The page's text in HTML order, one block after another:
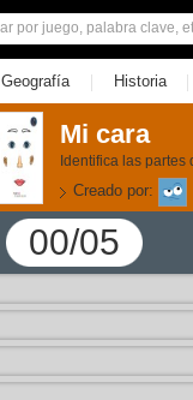
Geografía | Historia |
Mi cara
Identifica las partes
Creado por:
00/05